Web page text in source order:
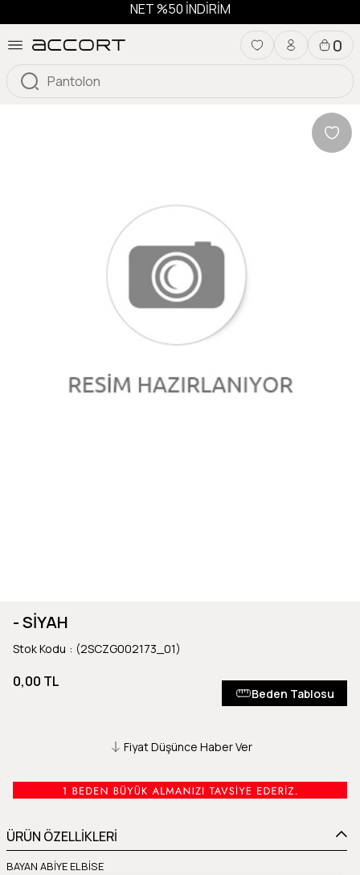
NET %50 İNDİRİM
0
- SİYAH
Stok Kodu (2SCZG002173_01)
0,00 TL
Beden Tablosu
Fiyat Düşünce Haber Ver
ÜRÜN ÖZELLİKLERİ
BAYAN ABİYE ELBİSE